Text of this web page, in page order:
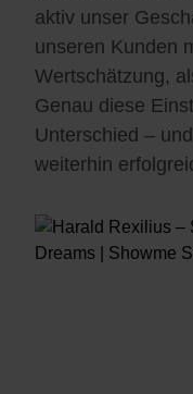
aktiv unser
unseren Kunden
Wertschätzung,
Genau diese
Unterschied –
weiterhin